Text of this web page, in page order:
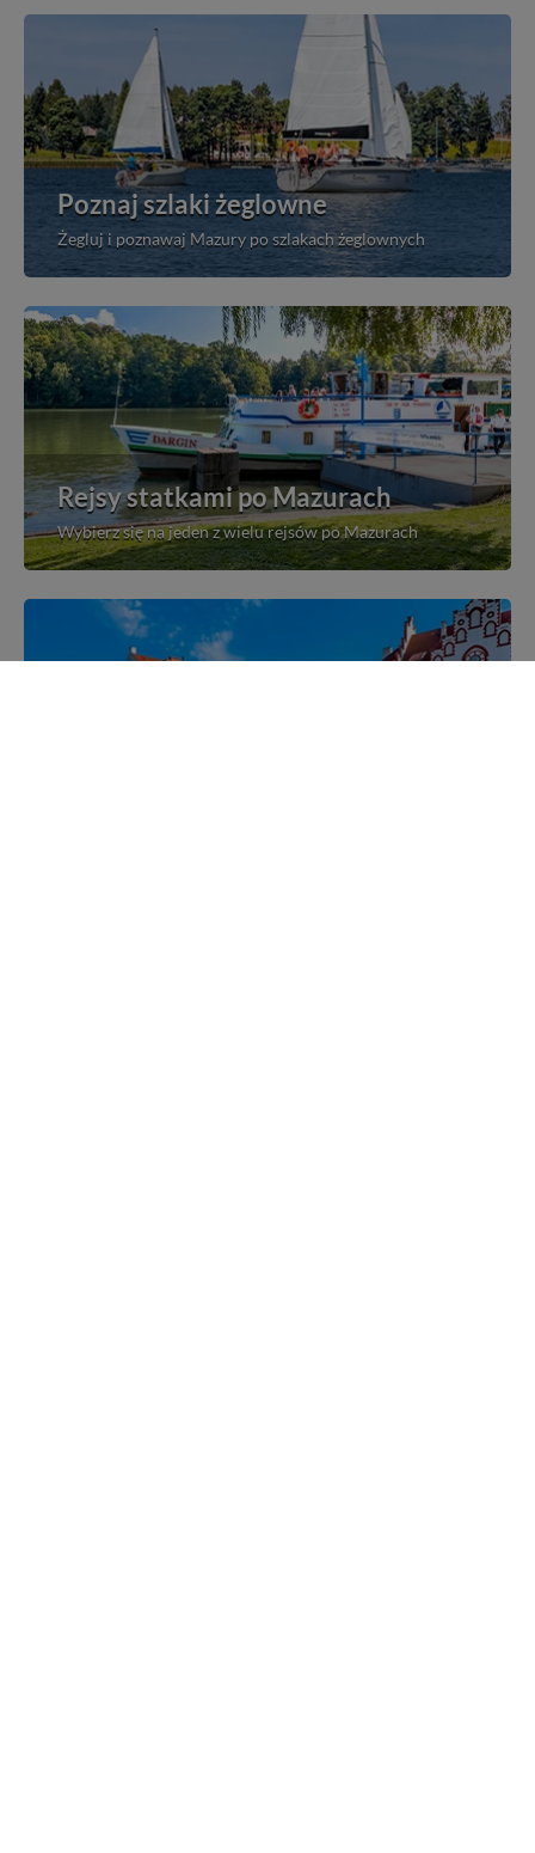
Poznaj szlaki żeglowne
Żegluj i poznawaj Mazury po szlakach żeglownych
Rejsy statkami po Mazurach
Wybierz się na jeden z wielu rejsów po Mazurach